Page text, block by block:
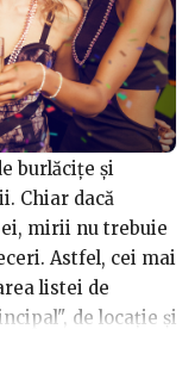
burlăcițe și
Chiar dacă
mirii nu trebuie
Astfel, cei mai
listei de
de locație și